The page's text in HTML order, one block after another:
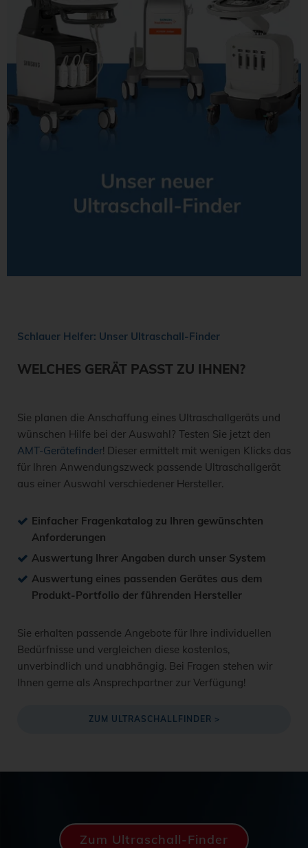
Schlauer Helfer: Unser Ultraschall-Finder
WELCHES GERÄT PASST ZU IHNEN?
Sie planen die Anschaffung eines Ultraschallgeräts und
wünschen Hilfe bei der Auswahl? Testen Sie jetzt den
AMT-Gerätefinder! Dieser ermittelt mit wenigen Klicks das
für Ihren Anwendungszweck passende Ultraschallgerät
aus einer Auswahl verschiedener Hersteller.
Einfacher Fragenkatalog zu Ihren gewünschten
Anforderungen
Auswertung Ihrer Angaben durch unser System
Auswertung eines passenden Gerätes aus dem
Produkt-Portfolio der führenden Hersteller
Sie erhalten passende Angebote für Ihre individuellen
Bedürfnisse und vergleichen diese kostenlos,
unverbindlich und unabhängig. Bei Fragen stehen wir
Ihnen gerne als Ansprechpartner zur Verfügung!
ZUM ULTRASCHALLFINDER >
Zum Ultraschall-Finder